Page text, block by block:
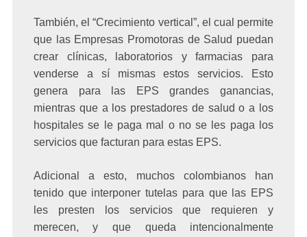
También, el “Crecimiento vertical”, el cual permite
que las Empresas Promotoras de Salud puedan
crear clínicas, laboratorios y farmacias para
venderse a sí mismas estos servicios. Esto
genera para las EPS grandes ganancias,
mientras que a los prestadores de salud o a los
hospitales se le paga mal o no se les paga los
servicios que facturan para estas EPS.
Adicional a esto, muchos colombianos han
tenido que interponer tutelas para que las EPS
les presten los servicios que requieren y
merecen, y que queda intencionalmente